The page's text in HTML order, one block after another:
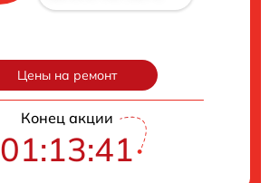
Цены на ремонт
Конец акции
01:13:40